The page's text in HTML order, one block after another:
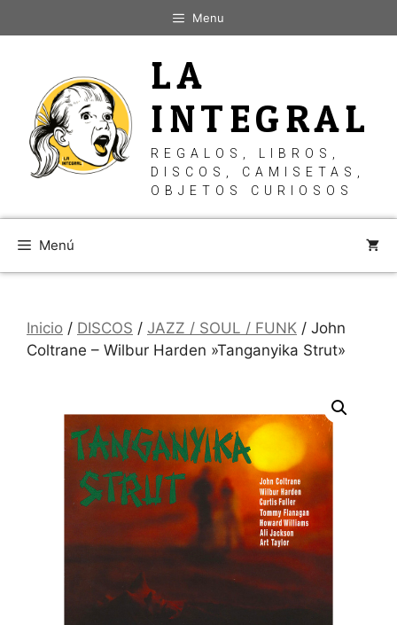
al
Menu
LA
INTEGRAL
REGALOS, LIBROS,
DISCOS, CAMISETAS,
OBJETOS CURIOSOS
Menú
Inicio / DISCOS / JAZZ / SOUL / FUNK / John
Coltrane – Wilbur Harden ‎»Tanganyika Strut»